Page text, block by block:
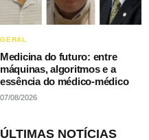
GERAL
Medicina do futuro: entre
máquinas, algoritmos e a
essência do médico-médico
07/08/2026
ÚLTIMAS NOTÍCIAS